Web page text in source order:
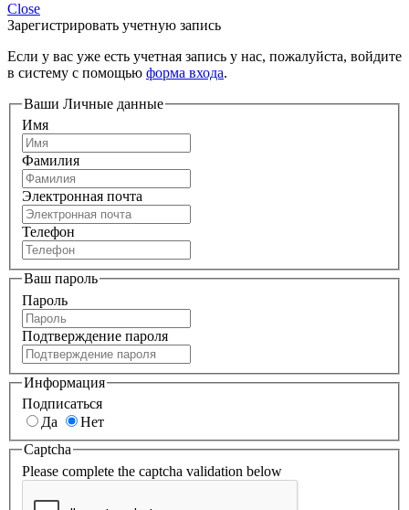
Close
Зарегистрировать учетную запись
Если у вас уже есть учетная запись у нас, пожалуйста, войдите
в систему с помощью форма входа.
Ваши Личные данные
Имя
Фамилия
Электронная почта
Телефон
Ваш пароль
Пароль
Подтверждение пароля
Информация
Подписаться
Да
Нет
Captcha
Please complete the captcha validation below